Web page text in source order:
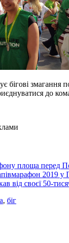
бігові змагання
до
площа перед
2019 у
від своєї 50-
, біг